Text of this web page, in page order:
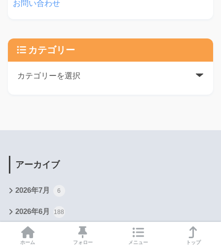
お問い合わせ
カテゴリー
アーカイブ
2026年7月 6
2026年6月 188
2026年5月
ホーム フォロー メニュー トップ